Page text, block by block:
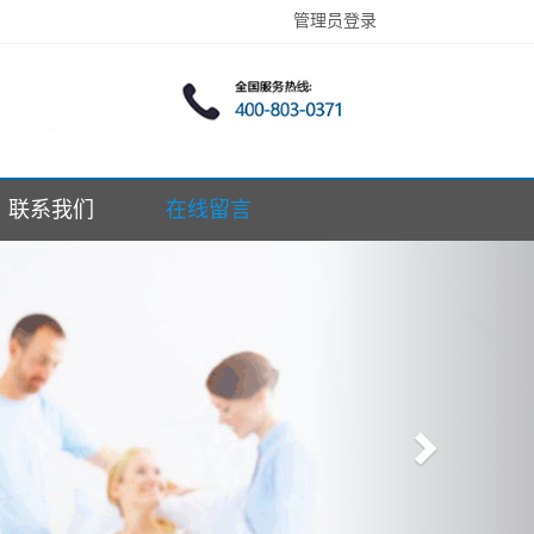
管理员登录
联系我们 在线留言